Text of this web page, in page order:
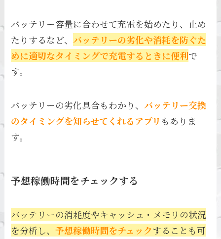
バッテリー容量に合わせて充電を始めたり、止め
たりするなど、バッテリーの劣化や消耗を防ぐた
めに適切なタイミングで充電するときに便利で
す。
バッテリーの劣化具合もわかり、バッテリー交換
のタイミングを知らせてくれるアプリ もありま
す。
予想稼働時間をチェックする
バッテリーの消耗度やキャッシュ・メモリの状況
を分析し、予想稼働時間をチェックすることも可